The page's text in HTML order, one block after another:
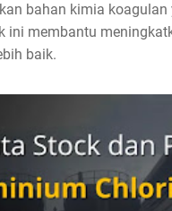
bahan kimia
ini membantu
baik.